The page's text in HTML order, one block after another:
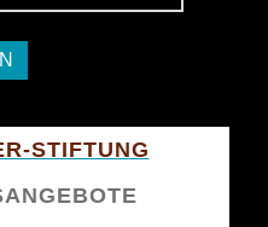
STIFTUNG